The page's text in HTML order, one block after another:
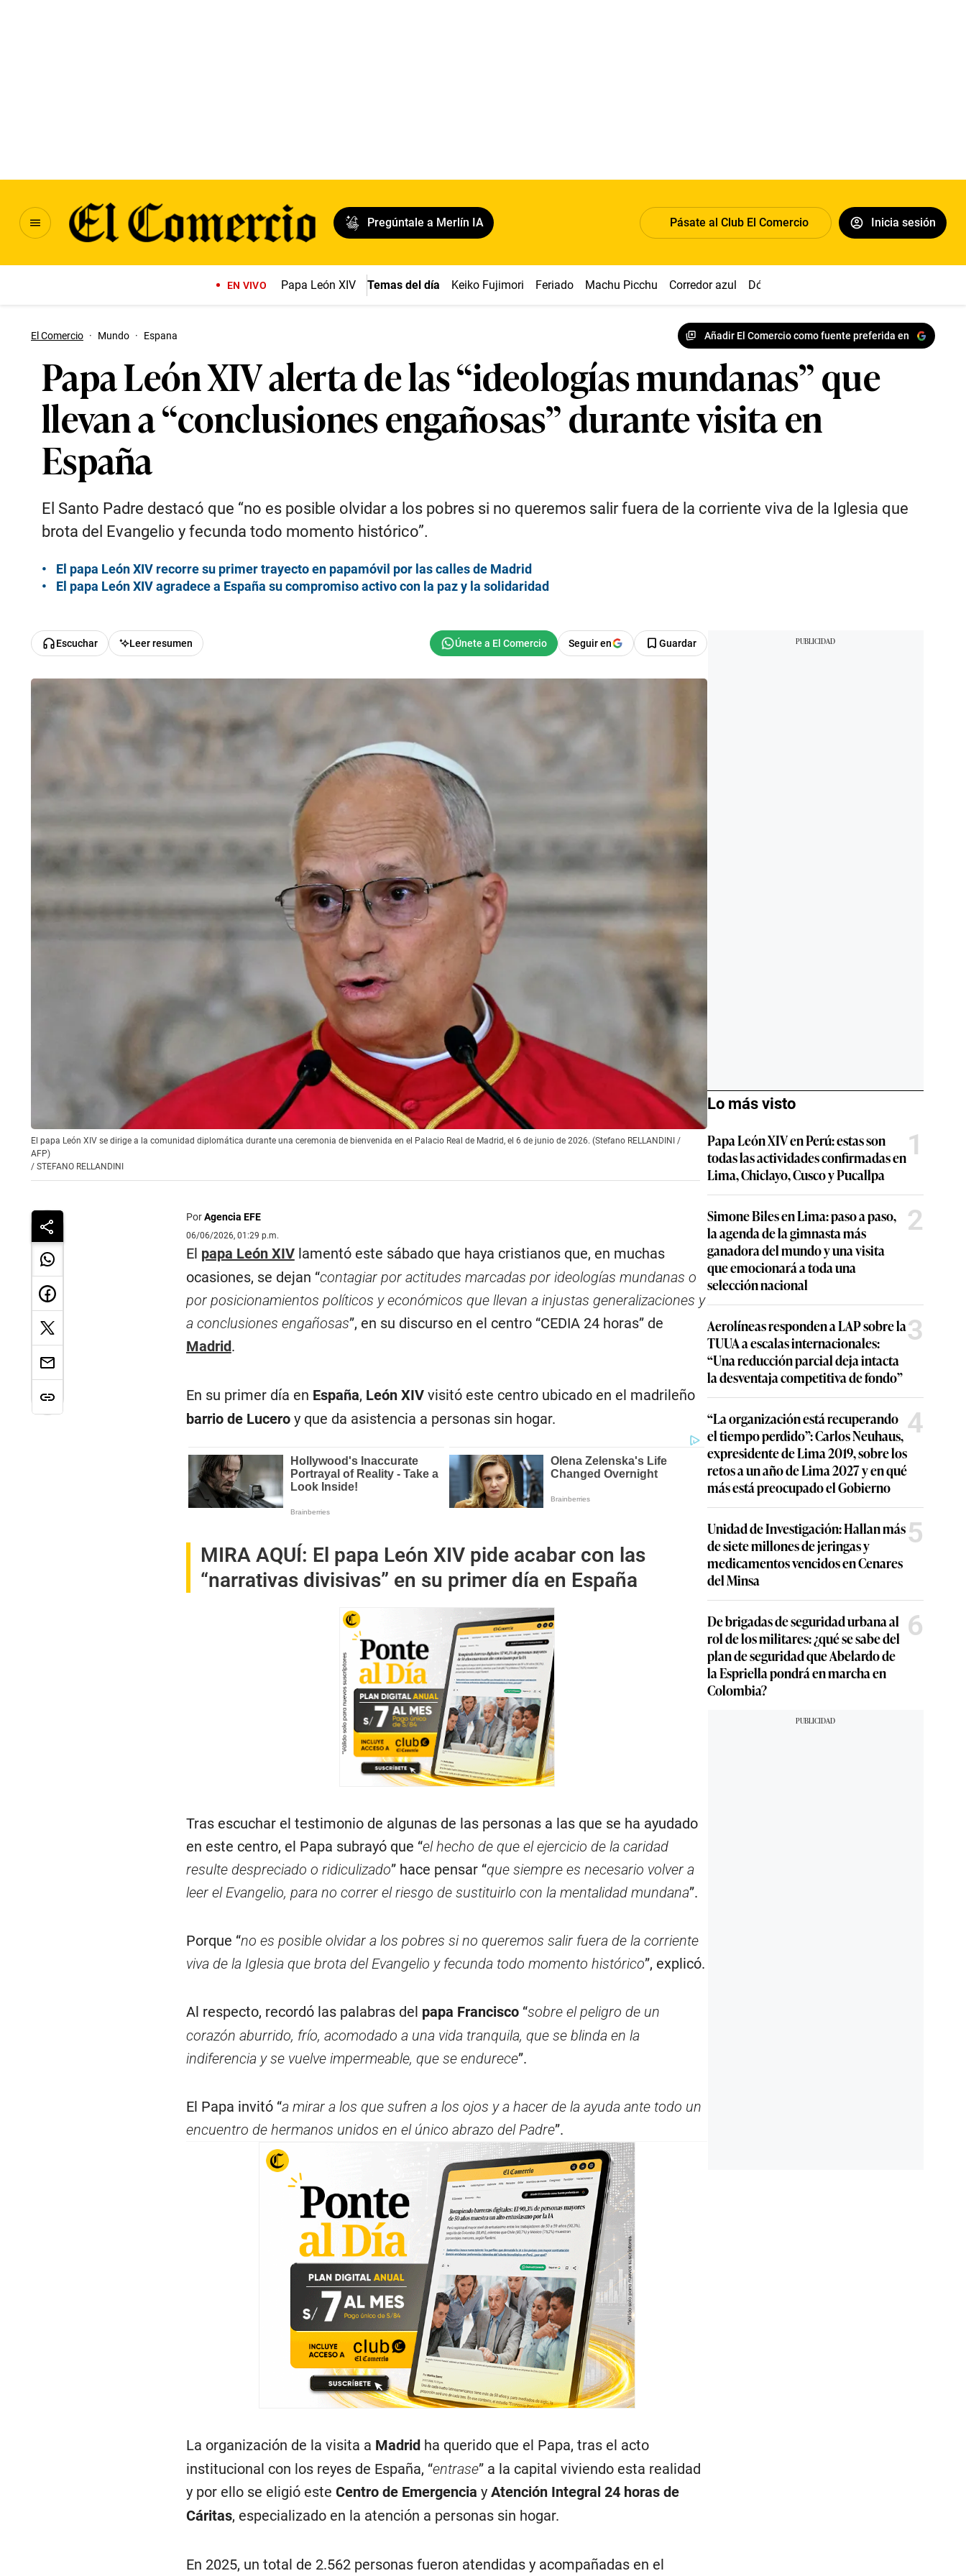
Pregúntale a Merlín IA Pásate al Club El Comercio Inicia sesión
EN VIVO Papa León XIV Temas del día Keiko Fujimori Feriado Machu Picchu Corredor azul Dólar
El Comercio · Mundo · Espana Añadir El Comercio como fuente preferida en
Papa León XIV alerta de las “ideologías mundanas” que
llevan a “conclusiones engañosas” durante visita en
España
El Santo Padre destacó que “no es posible olvidar a los pobres si no queremos salir fuera de la corriente viva de la Iglesia que
brota del Evangelio y fecunda todo momento histórico”.
El papa León XIV recorre su primer trayecto en papamóvil por las calles de Madrid
El papa León XIV agradece a España su compromiso activo con la paz y la solidaridad
Escuchar Leer resumen Seguir en Guardar
El papa León XIV se dirige a la comunidad diplomática durante una ceremonia de bienvenida en el Palacio Real de Madrid, el 6 de junio de 2026. (Stefano RELLANDINI /
AFP)
/ STEFANO RELLANDINI
PorAgencia EFE
06/06/2026, 01:29 p.m.
El papa León XIVlamentó este sábado que haya cristianos que, en muchas
ocasiones, se dejan “contagiar por actitudes marcadas por ideologías mundanas o
por posicionamientos políticos y económicos que llevan a injustas generalizaciones y
a conclusiones engañosas”, en su discurso en el centro “CEDIA 24 horas” de
Madrid.
En su primer día en España, León XIVvisitó este centro ubicado en el madrileño
barrio de Luceroy que da asistencia a personas sin hogar.
MIRA AQUÍ: El papa León XIV pide acabar con las
“narrativas divisivas” en su primer día en España
Tras escuchar el testimonio de algunas de las personas a las que se ha ayudado
en este centro, el Papa subrayó que “el hecho de que el ejercicio de la caridad
resulte despreciado o ridiculizado” hace pensar “que siempre es necesario volver a
leer el Evangelio, para no correr el riesgo de sustituirlo con la mentalidad mundana”.
Porque “no es posible olvidar a los pobres si no queremos salir fuera de la corriente
viva de la Iglesia que brota del Evangelio y fecunda todo momento histórico”, explicó.
Al respecto, recordó las palabras del papa Francisco“sobre el peligro de un
corazón aburrido, frío, acomodado a una vida tranquila, que se blinda en la
indiferencia y se vuelve impermeable, que se endurece”.
El Papa invitó “a mirar a los que sufren a los ojos y a hacer de la ayuda ante todo un
encuentro de hermanos unidos en el único abrazo del Padre”.
La organización de la visita a Madridha querido que el Papa, tras el acto
institucional con los reyes de España, “entrase” a la capital viviendo esta realidad
y por ello se eligió este Centro de Emergencia y Atención Integral 24 horas de
Cáritas, especializado en la atención a personas sin hogar.
En 2025, un total de 2.562 personas fueron atendidas y acompañadas en el
Lo más visto
Papa León XIV en Perú: estas son
todas las actividades confirmadas en
Lima, Chiclayo, Cusco y Pucallpa
1
Simone Biles en Lima: paso a paso,
la agenda de la gimnasta más
ganadora del mundo y una visita
que emocionará a toda una
selección nacional
2
Aerolíneas responden a LAP sobre la
TUUA a escalas internacionales:
“Una reducción parcial deja intacta
la desventaja competitiva de fondo”
3
“La organización está recuperando
el tiempo perdido”: Carlos Neuhaus,
expresidente de Lima 2019, sobre los
retos a un año de Lima 2027 y en qué
más está preocupado el Gobierno
4
Unidad de Investigación: Hallan más
de siete millones de jeringas y
medicamentos vencidos en Cenares
del Minsa
5
De brigadas de seguridad urbana al
rol de los militares: ¿qué se sabe del
plan de seguridad que Abelardo de
la Espriella pondrá en marcha en
Colombia?
6